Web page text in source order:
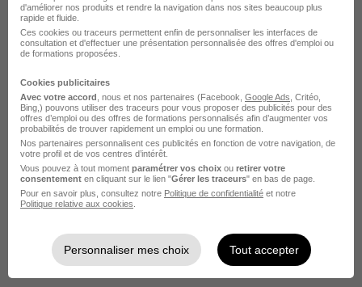
Administrateur système Ifremer
Responsable service client Ifremer
Assistante de direction Ifremer
Chargé d'études environnement Ifremer
Chargé d'opération Ifremer
Voir plus
Voir toutes les offres par métier chez Ifremer
L'emploi chez Ifremer par Ville
d'améliorer nos produits et rendre la navigation dans nos sites beaucoup plus
rapide et fluide.
Ces cookies ou traceurs permettent enfin de personnaliser les interfaces de
consultation et d'effectuer une présentation personnalisée des offres d'emploi ou
de formations proposées.
Cookies publicitaires
Avec votre accord , nous et nos partenaires (Facebook, Google Ads , Critéo,
Bing,) pouvons utiliser des traceurs pour vous proposer des publicités pour des
offres d’emploi ou des offres de formations personnalisés afin d’augmenter vos
probabilités de trouver rapidement un emploi ou une formation.
Nos partenaires personnalisent ces publicités en fonction de votre navigation, de
votre profil et de vos centres d’intérêt.
Vous pouvez à tout moment paramétrer vos choix ou retirer votre
consentement en cliquant sur le lien "Gérer les traceurs" en bas de page.
Pour en savoir plus, consultez notre Politique de confidentialité et notre
Politique relative aux cookies
Personnaliser mes choix Tout accepter